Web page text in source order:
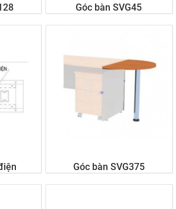
Góc bàn SVG45
Góc bàn SVG375